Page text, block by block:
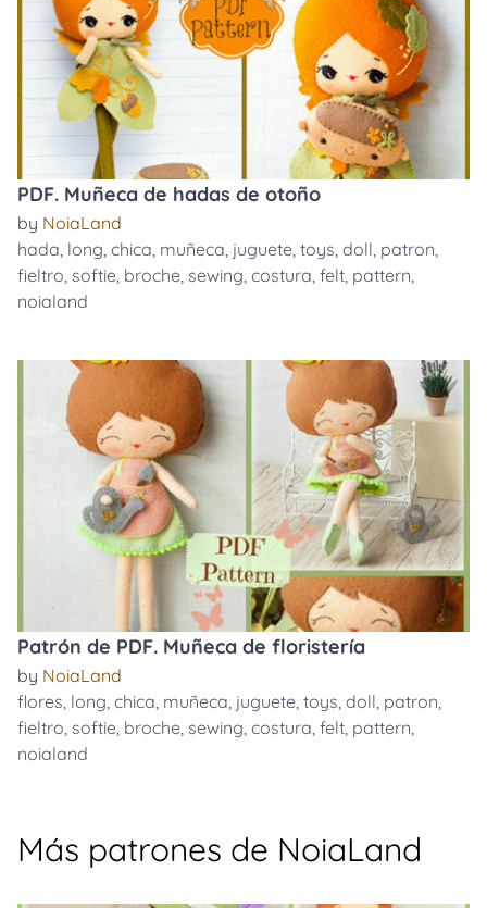
PDF. Muñeca de hadas de otoño
by NoiaLand
hada, long, chica, muñeca, juguete, toys, doll, patron,
fieltro, softie, broche, sewing, costura, felt, pattern,
noialand
Patrón de PDF. Muñeca de floristería
by NoiaLand
flores, long, chica, muñeca, juguete, toys, doll, patron,
fieltro, softie, broche, sewing, costura, felt, pattern,
noialand
Más patrones de NoiaLand